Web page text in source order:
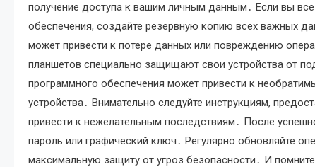
получение доступа к вашим личным данным․ Если вы
обеспечения, создайте резервную копию всех важных
может привести к потере данных или повреждению
планшетов специально защищают свои устройства от
программного обеспечения может привести к
устройства․ Внимательно следуйте инструкциям,
привести к нежелательным последствиям․ После
пароль или графический ключ․ Регулярно обновляйте
максимальную защиту от угроз безопасности․ И